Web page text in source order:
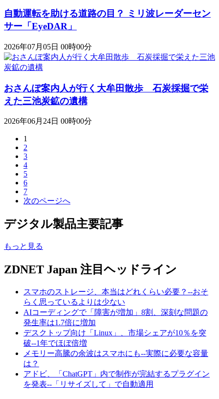
自動運転を助ける道路の目？ ミリ波レーダーセン
サー「EyeDAR」
2026年07月05日 00時00分
おさんぽ案内人が行く大牟田散歩 石炭採掘で栄
えた三池炭鉱の遺構
2026年06月24日 00時00分
1
2
3
4
5
6
7
次のページへ
デジタル製品主要記事
もっと見る
ZDNET Japan 注目ヘッドライン
スマホのストレージ、本当はどれくらい必要？--おそ
らく思っているよりは少ない
AIコーディングで「障害が増加」8割、深刻な問題の
発生率は1.7倍に増加
デスクトップ向け「Linux」、市場シェアが10％を突
破--1年でほぼ倍増
メモリー高騰の余波はスマホにも--実際に必要な容量
は？
アドビ、「ChatGPT」内で制作が完結するプラグイン
を発表--「リサイズして」で自動適用